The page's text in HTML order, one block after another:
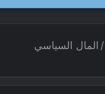
/ المال السياسي